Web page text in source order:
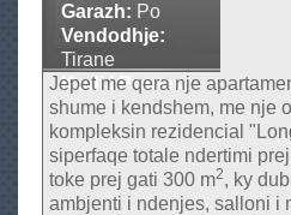
a
n
e
r
n
e
R
e
z
Garazh: Po
Vendodhje:
Tirane
Kodi i Prones:
AP-543
Jepet me qera nje
shume i kendshem, me nje
kompleksin rezidencial
siperfaqe totale ndertimi
toke prej gati 300 m2, ky
ambjenti i ndenjes, salloni i